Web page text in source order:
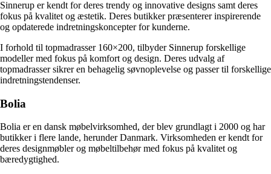
Sinnerup er kendt for deres trendy og innovative designs samt deres
fokus på kvalitet og æstetik. Deres butikker præsenterer inspirerende
og opdaterede indretningskoncepter for kunderne.
I forhold til topmadrasser 160×200, tilbyder Sinnerup forskellige
modeller med fokus på komfort og design. Deres udvalg af
topmadrasser sikrer en behagelig søvnoplevelse og passer til forskellige
indretningstendenser.
Bolia
Bolia er en dansk møbelvirksomhed, der blev grundlagt i 2000 og har
butikker i flere lande, herunder Danmark. Virksomheden er kendt for
deres designmøbler og møbeltilbehør med fokus på kvalitet og
bæredygtighed.